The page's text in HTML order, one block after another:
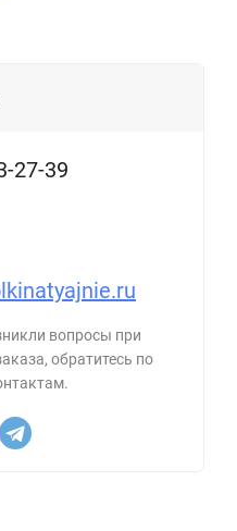
27-39
вопросы при
обратитесь по